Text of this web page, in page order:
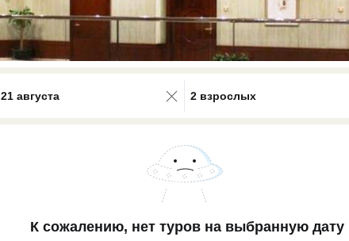
21 августа
0 results available. Select is
2 взрослых
К сожалению, нет туров на выбранную дату